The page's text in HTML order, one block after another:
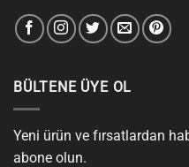
BÜLTENE ÜYE OL
Yeni ürün ve fırsatlardan
abone olun.